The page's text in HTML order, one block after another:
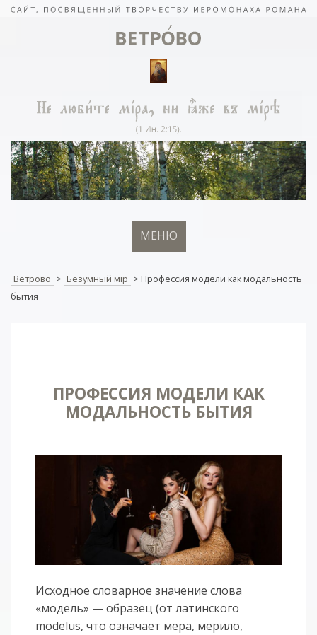
МЕНЮ
Ветрово > Безумный мiр > Профессия модели как модальность
бытия
ПРОФЕССИЯ МОДЕЛИ КАК
МОДАЛЬНОСТЬ БЫТИЯ
Исходное словарное значение слова
«модель» — образец (от латинского
modelus, что означает мера, мерило,